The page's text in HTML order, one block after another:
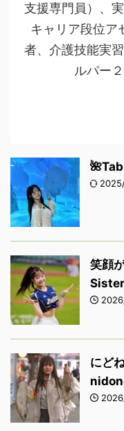
支援専門員）、
キャリア段位ア
者、介護技能実
ルパー
笑顔
にど